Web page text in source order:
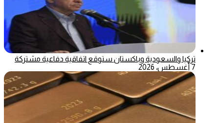
تركيا والسعودية وباكستان ستوقع اتفاقية دفاعية مشتركة
7 أغسطس، 2026